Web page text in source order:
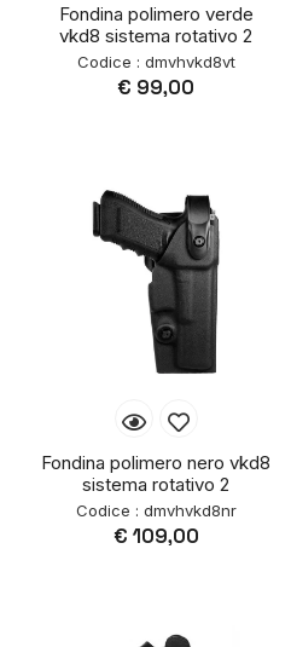
Fondina polimero verde
vkd8 sistema rotativo 2
Codice : dmvhvkd8vt
€ 99,00
Fondina polimero nero vkd8
sistema rotativo 2
Codice : dmvhvkd8nr
€ 109,00